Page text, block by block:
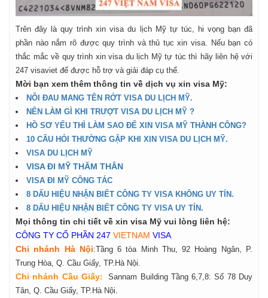
Trên đây là quy trình xin visa du lịch Mỹ tự túc, hi vọng bạn đã
phần nào nắm rõ được quy trình và thủ tục xin visa. Nếu bạn có
thắc mắc về quy trình xin visa du lịch Mỹ tự túc thì hãy liên hệ với
247 visaviet để được hỗ trợ và giải đáp cụ thể.
Mời bạn xem thêm thông tin về dịch vụ xin visa Mỹ:
NỖI ĐAU MANG TÊN RỚT VISA DU LỊCH MỸ.
NÊN LÀM GÌ KHI TRƯỢT VISA DU LỊCH MỸ ?
HỒ SƠ YẾU THÌ LÀM SAO ĐỂ XIN VISA MỸ THÀNH CÔNG?
10 CÂU HỎI THƯỜNG GẶP KHI XIN VISA DU LỊCH MỸ.
VISA DU LỊCH MỸ
VISA ĐI MỸ THĂM THÂN
VISA ĐI MỸ CÔNG TÁC
8 DẤU HIỆU NHẬN BIẾT CÔNG TY VISA KHÔNG UY TÍN.
8 DẤU HIỆU NHẬN BIẾT CÔNG TY VISA UY TÍN.
Mọi thông tin chi tiết về xin visa Mỹ vui lòng liên hệ:
CÔNG TY CỔ PHẦN 247 VIETNAM VISA
Chi nhánh Hà Nội:Tầng 6 tòa Minh Thu, 92 Hoàng Ngân, P.
Trung Hòa, Q. Cầu Giấy, TP.Hà Nội.
Chi nhánh Cầu Giấy:Sannam Building Tầng 6,7,8: Số 78 Duy
Tân, Q. Cầu Giấy, TP.Hà Nội.